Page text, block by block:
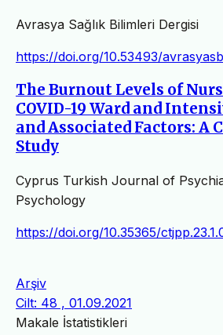
Avrasya Sağlık Bilimleri Dergisi
https://doi.org/10.53493/
The Burnout Levels of
COVID-19 Ward and
and Associated Factors: A
Study
Cyprus Turkish Journal of
Psychology
https://doi.org/10.35365/
Arşiv
Cilt: 48 , 01.09.2021
Makale İstatistikleri